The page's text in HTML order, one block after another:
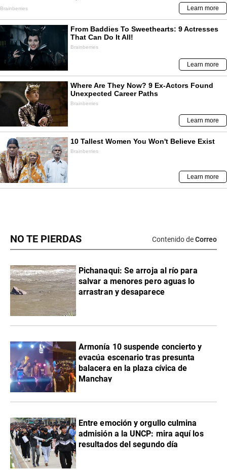
NO TE PIERDAS Contenido deCorreo
Pichanaqui: Se arroja al río para
salvar a menores pero aguas lo
arrastran y desaparece
Armonía 10 suspende concierto y
evacúa escenario tras presunta
balacera en la plaza cívica de
Manchay
Entre emoción y orgullo culmina
admisión a la UNCP: mira aquí los
resultados del segundo día